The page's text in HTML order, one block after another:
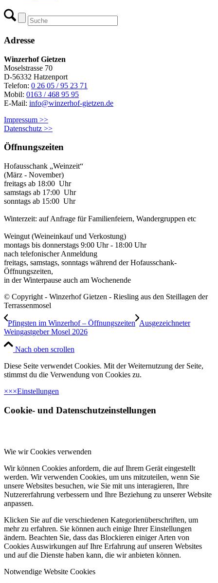
Adresse
Winzerhof Gietzen
Moselstrasse 70
D-56332 Hatzenport
Telefon: 0 26 05 / 95 23 71
Mobil: 0163 / 468 95 95
E-Mail: info@winzerhof-gietzen.de
Impressum >>
Datenschutz >>
Öffnungszeiten
Hofausschank „Weinzeit“
(März - November)
freitags ab 18:00 Uhr
samstags ab 17:00 Uhr
sonntags ab 15:00 Uhr
Winterzeit: auf Anfrage für Familienfeiern, Wandergruppen etc
Weingut (Weineinkauf und Verkostung)
montags bis donnerstags 9:00 Uhr - 18:00 Uhr
nach telefonischer Anmeldung
freitags, samstags, sonntags während der Hofausschank-
Öffnungszeiten,
in der Winterpause auch am Wochenende
© Copyright - Winzerhof Gietzen - Riesling aus den Steillagen der
Terrassenmosel
Pfingsten im Winzerhof – Öffnungszeiten Ausgezeichneter
Weingastgeber Mosel 2026
Nach oben scrollen
Diese Seite verwendet Cookies. Mit der Weiternutzung der Seite,
stimmst du die Verwendung von Cookies zu.
×××Einstellungen
Cookie- und Datenschutzeinstellungen
Wie wir Cookies verwenden
Wir können Cookies anfordern, die auf Ihrem Gerät eingestellt
werden. Wir verwenden Cookies, um uns mitzuteilen, wenn Sie
unsere Websites besuchen, wie Sie mit uns interagieren, Ihre
Nutzererfahrung verbessern und Ihre Beziehung zu unserer Website
anpassen.
Klicken Sie auf die verschiedenen Kategorienüberschriften, um
mehr zu erfahren. Sie können auch einige Ihrer Einstellungen
ändern. Beachten Sie, dass das Blockieren einiger Arten von
Cookies Auswirkungen auf Ihre Erfahrung auf unseren Websites
und auf die Dienste haben kann, die wir anbieten können.
Notwendige Website Cookies